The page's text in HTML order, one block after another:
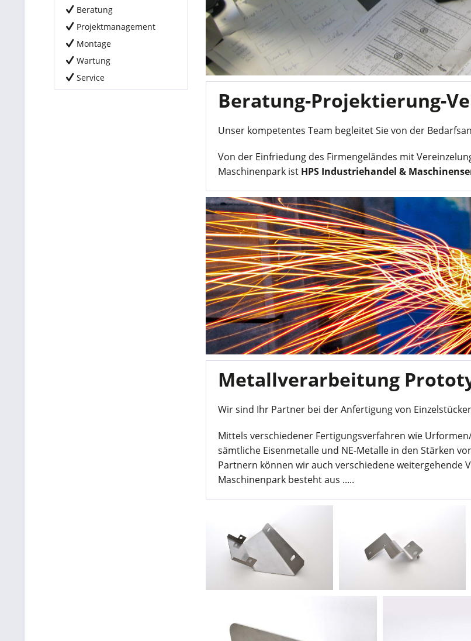
Beratung
Projektmanagement
Montage
Wartung
Service
Beratung-Projektierung-
Unser kompetentes Team begleitet Sie von der
Von der Einfriedung des Firmengeländes mit
Maschinenpark ist HPS Industriehandel &
Metallverarbeitung
Wir sind Ihr Partner bei der Anfertigung von
Mittels verschiedener Fertigungsverfahren wie
sämtliche Eisenmetalle und NE-Metalle in den Stärken
Partnern können wir auch verschiedene weitergehende
Maschinenpark besteht aus .....